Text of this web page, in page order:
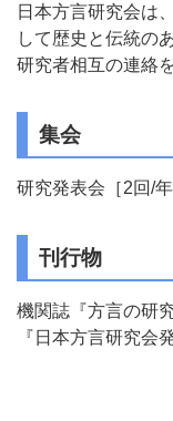
日本方言研究会は
して歴史と伝統の
研究者相互の連絡
集会
研究発表会［2回/年
刊行物
機関誌『方言の研究
『日本方言研究